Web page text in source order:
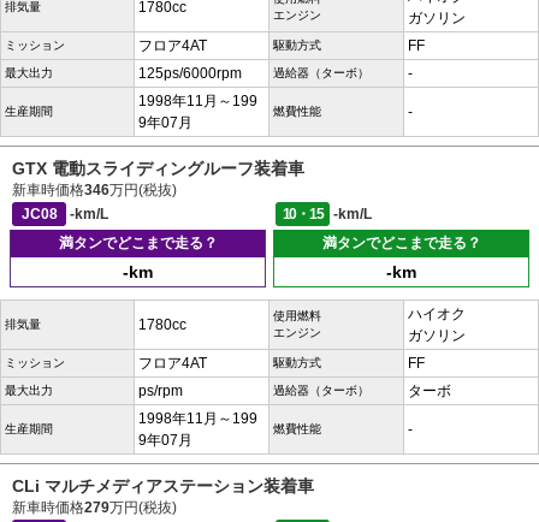
排気量 1780cc
エンジン
ガソリン
ミッション フロア4AT 駆動方式 FF
最大出力 125ps/6000rpm 過給器（ターボ） -
生産期間
1998年11月～199
9年07月
燃費性能 -
GTX 電動スライディングルーフ装着車
新車時価格346万円(税抜)
JC08
-km/L 10・15
-km/L
満タンでどこまで走る？
-km
満タンでどこまで走る？
-km
排気量 1780cc
使用燃料
エンジン
ハイオク
ガソリン
ミッション フロア4AT 駆動方式 FF
最大出力 ps/rpm 過給器（ターボ） ターボ
生産期間
1998年11月～199
9年07月
燃費性能 -
CLi マルチメディアステーション装着車
新車時価格279万円(税抜)